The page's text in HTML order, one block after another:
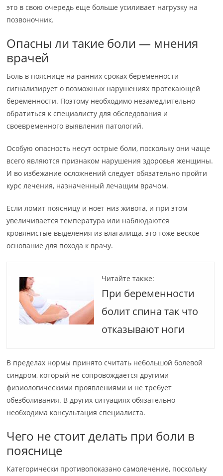
это в свою очередь еще больше усиливает нагрузку на
позвоночник.
Опасны ли такие боли — мнения
врачей
Боль в пояснице на ранних сроках беременности
сигнализирует о возможных нарушениях протекающей
беременности. Поэтому необходимо незамедлительно
обратиться к специалисту для обследования и
своевременного выявления патологий.
Особую опасность несут острые боли, поскольку они чаще
всего являются признаком нарушения здоровья женщины.
И во избежание осложнений следует обязательно пройти
курс лечения, назначенный лечащим врачом.
Если ломит поясницу и ноет низ живота, и при этом
увеличивается температура или наблюдаются
кровянистые выделения из влагалища, это тоже веское
основание для похода к врачу.
Читайте также:
При беременности
болит спина так что
отказывают ноги
В пределах нормы принято считать небольшой болевой
синдром, который не сопровождается другими
физиологическими проявлениями и не требует
обезболивания. В других ситуациях обязательно
необходима консультация специалиста.
Чего не стоит делать при боли в
пояснице
Категорически противопоказано самолечение, поскольку